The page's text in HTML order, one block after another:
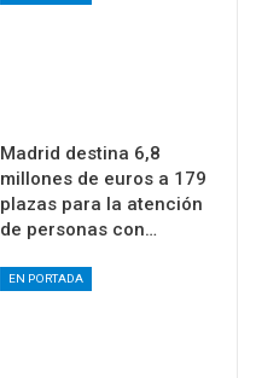
Madrid destina 6,8
millones de euros a 179
plazas para la atención
de personas con…
EN PORTADA